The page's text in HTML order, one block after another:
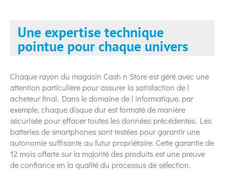
Une expertise technique
pointue pour chaque univers
Chaque rayon du magasin Cash n Store est géré avec une
attention particulière pour assurer la satisfaction de l
acheteur final. Dans le domaine de l informatique, par
exemple, chaque disque dur est formaté de manière
sécurisée pour effacer toutes les données précédentes. Les
batteries de smartphones sont testées pour garantir une
autonomie suffisante au futur propriétaire. Cette garantie de
12 mois offerte sur la majorité des produits est une preuve
de confiance en la qualité du processus de sélection.